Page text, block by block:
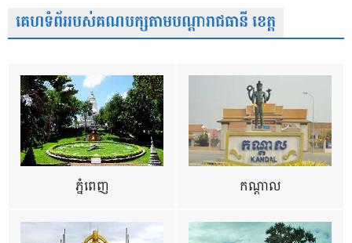
គេហទំព័ររបស់គណបក្សតាមបណ្តារាជធានី ខេត្ត
ភ្នំពេញ កណ្តាល